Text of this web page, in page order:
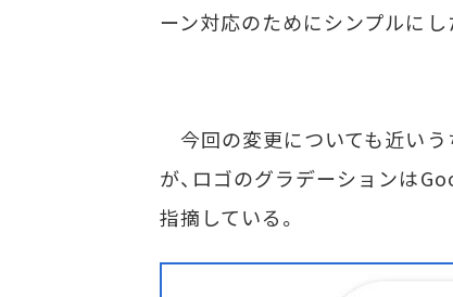
ーン対応のためにシンプルにし
今回の変更についても近いう
が、ロゴのグラデーションは
指摘している。